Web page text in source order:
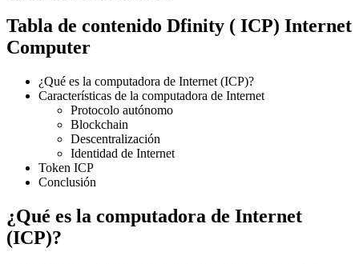
Tabla de contenido Dfinity ( ICP) Internet
Computer
¿Qué es la computadora de Internet (ICP)?
Características de la computadora de Internet
Protocolo autónomo
Blockchain
Descentralización
Identidad de Internet
Token ICP
Conclusión
¿Qué es la computadora de Internet
(ICP)?